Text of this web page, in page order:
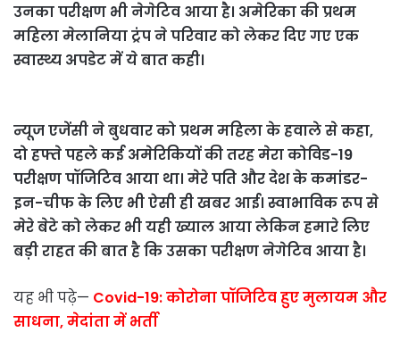
उनका परीक्षण भी नेगेटिव आया है। अमेरिका की प्रथम
महिला मेलानिया ट्रंप ने परिवार को लेकर दिए गए एक
स्वास्थ्य अपडेट में ये बात कही।
न्यूज एजेंसी ने बुधवार को प्रथम महिला के हवाले से कहा,
दो हफ्ते पहले कई अमेरिकियों की तरह मेरा कोविड-19
परीक्षण पॉजिटिव आया था। मेरे पति और देश के कमांडर-
इन-चीफ के लिए भी ऐसी ही खबर आई। स्वाभाविक रूप से
मेरे बेटे को लेकर भी यही ख्याल आया लेकिन हमारे लिए
बड़ी राहत की बात है कि उसका परीक्षण नेगेटिव आया है।
यह भी पढ़े— Covid-19: कोरोना पॉजिटिव हुए मुलायम और
साधना, मेदांता में भर्ती